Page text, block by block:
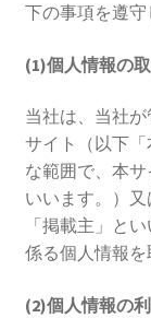
下の事項を遵守
(1)個人情報の
当社は、当社
サイト（以下
な範囲で、本
いいます。）
「掲載主」と
係る個人情報を
(2)個人情報の